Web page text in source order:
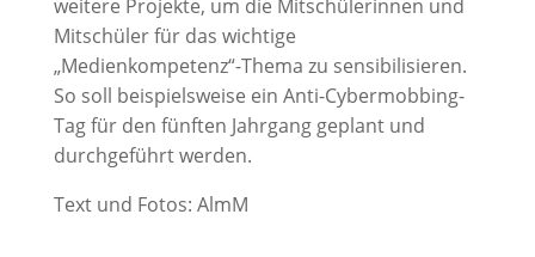
weitere Projekte, um die Mitschülerinnen und
Mitschüler für das wichtige
„Medienkompetenz“-Thema zu sensibilisieren.
So soll beispielsweise ein Anti-Cybermobbing-
Tag für den fünften Jahrgang geplant und
durchgeführt werden.
Text und Fotos: AlmM